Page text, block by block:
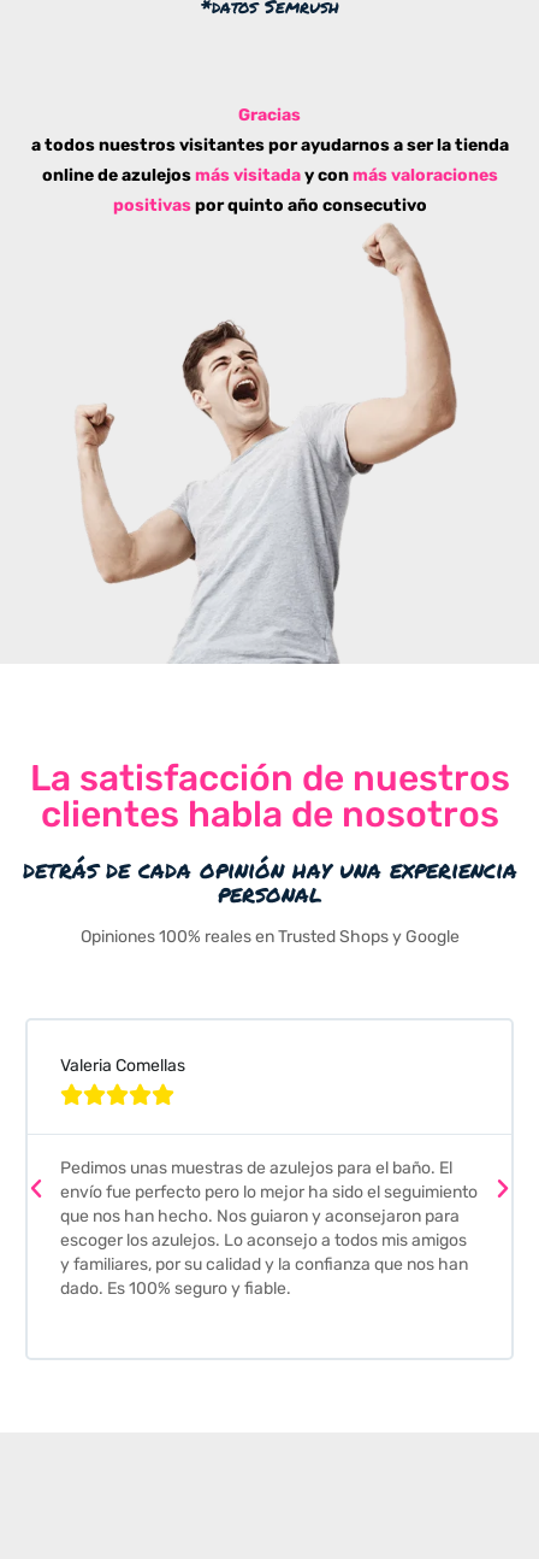
*datos Semrush
Gracias
a todos nuestros visitantes por ayudarnos a ser la tienda
online de azulejos más visitaday conmás valoraciones
positivaspor quinto año consecutivo
La satisfacción de nuestros
clientes habla de nosotros
detrás de cada opinión hay una experiencia
personal
Opiniones 100% reales en Trusted Shops y Google
Valeria Comellas

Pedimos unas muestras de azulejos para el baño. El
envío fue perfecto pero lo mejor ha sido el seguimiento
que nos han hecho. Nos guiaron y aconsejaron para
escoger los azulejos. Lo aconsejo a todos mis amigos
y familiares, por su calidad y la confianza que nos han
dado. Es 100% seguro y fiable.